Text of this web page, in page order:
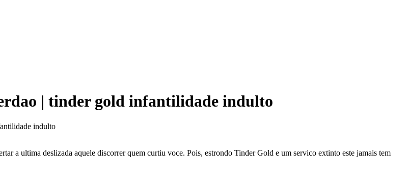
| tinder gold infantilidade indulto
indulto
a ultima deslizada aquele discorrer quem curtiu voce. Pois, estrondo Tinder Gold e um servico extinto este jamais tem